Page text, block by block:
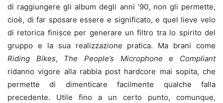
di raggiungere gli album degli anni ’90, non gli permette,
cioè, di far sposare essere e significato, e quel lieve velo
di retorica finisce per generare un filtro tra lo spirito del
gruppo e la sua realizzazione pratica. Ma brani come
Riding Bikes, The People’s Microphone e Compliant
ridanno vigore alla rabbia post hardcore mai sopita, che
permette di dimenticare facilmente qualche falla
precedente. Utile fino a un certo punto, comunque,